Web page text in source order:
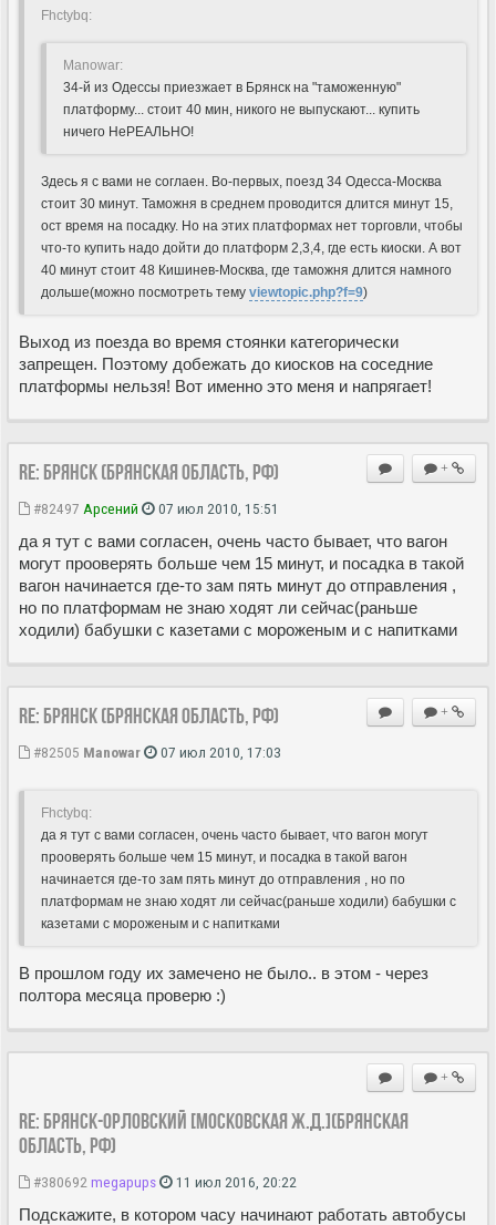
Fhctybq:
Manowar:
34-й из Одессы приезжает в Брянск на "таможенную"
платформу... стоит 40 мин, никого не выпускают... купить
ничего НеРЕАЛЬНО!
Здесь я с вами не соглаен. Во-первых, поезд 34 Одесса-Москва
стоит 30 минут. Таможня в среднем проводится длится минут 15,
ост время на посадку. Но на этих платформах нет торговли, чтобы
что-то купить надо дойти до платформ 2,3,4, где есть киоски. А вот
40 минут стоит 48 Кишинев-Москва, где таможня длится намного
дольше(можно посмотреть тему viewtopic.php?f=9)
Выход из поезда во время стоянки категорически
запрещен. Поэтому добежать до киосков на соседние
платформы нельзя! Вот именно это меня и напрягает!
+
Re: Брянск (Брянская область, РФ)
#82497 Арсений 07 июл 2010, 15:51
да я тут с вами согласен, очень часто бывает, что вагон
могут прооверять больше чем 15 минут, и посадка в такой
вагон начинается где-то зам пять минут до отправления ,
но по платформам не знаю ходят ли сейчас(раньше
ходили) бабушки с казетами с мороженым и с напитками
+
Re: Брянск (Брянская область, РФ)
#82505 Manowar 07 июл 2010, 17:03
Fhctybq:
да я тут с вами согласен, очень часто бывает, что вагон могут
прооверять больше чем 15 минут, и посадка в такой вагон
начинается где-то зам пять минут до отправления , но по
платформам не знаю ходят ли сейчас(раньше ходили) бабушки с
казетами с мороженым и с напитками
В прошлом году их замечено не было.. в этом - через
полтора месяца проверю :)
+
Re: Брянск-Орловский [Московская ж.д.](Брянская
область, РФ)
#380692 megapups 11 июл 2016, 20:22
Подскажите, в котором часу начинают работать автобусы